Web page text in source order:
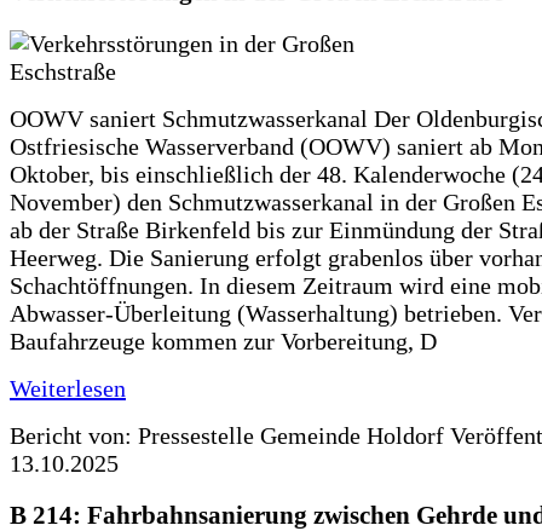
OOWV saniert Schmutzwasserkanal Der
Ostfriesische Wasserverband (OOWV) saniert ab
Oktober, bis einschließlich der 48. Kalenderwoche
November) den Schmutzwasserkanal in der Großen
ab der Straße Birkenfeld bis zur Einmündung der
Heerweg. Die Sanierung erfolgt grabenlos über
Schachtöffnungen. In diesem Zeitraum wird eine
Abwasser-Überleitung (Wasserhaltung) betrieben.
Baufahrzeuge kommen zur Vorbereitung, D
Weiterlesen
Bericht von: Pressestelle Gemeinde Holdorf
13.10.2025
B 214: Fahrbahnsanierung zwischen Gehrde